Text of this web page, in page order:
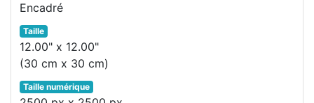
Encadré
Taille
12.00" x 12.00"
(30 cm x 30 cm)
Taille numérique